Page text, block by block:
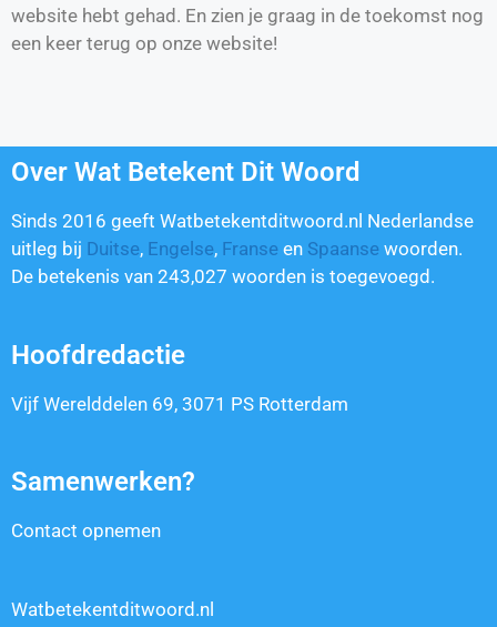
website hebt gehad. En zien je graag in de toekomst nog
een keer terug op onze website!
Over Wat Betekent Dit Woord
Sinds 2016 geeft Watbetekentditwoord.nl Nederlandse
uitleg bij Duitse, Engelse, Franse en Spaanse woorden.
De betekenis van 243,027 woorden is toegevoegd.
Hoofdredactie
Vijf Werelddelen 69, 3071 PS Rotterdam
Samenwerken?
Contact opnemen
Watbetekentditwoord.nl